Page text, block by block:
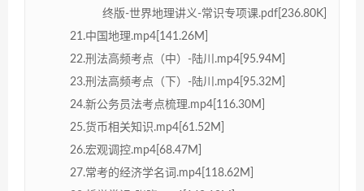
终版-世界地理讲义-常识专项课.pdf[236.80K]
21.中国地理.mp4[141.26M]
22.刑法高频考点（中）-陆川.mp4[95.94M]
23.刑法高频考点（下）-陆川.mp4[95.32M]
24.新公务员法考点梳理.mp4[116.30M]
25.货币相关知识.mp4[61.52M]
26.宏观调控.mp4[68.47M]
27.常考的经济学名词.mp4[118.62M]